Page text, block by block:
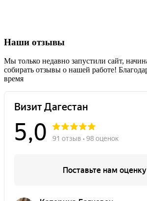
Наши отзывы
Мы только недавно запустили сайт,
собирать отзывы о нашей работе!
время